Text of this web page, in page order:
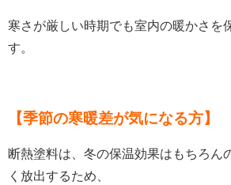
寒さが厳しい時期でも室内の暖かさを
す。
【季節の寒暖差が気になる方】
断熱塗料は、冬の保温効果はもちろん
く放出するため、